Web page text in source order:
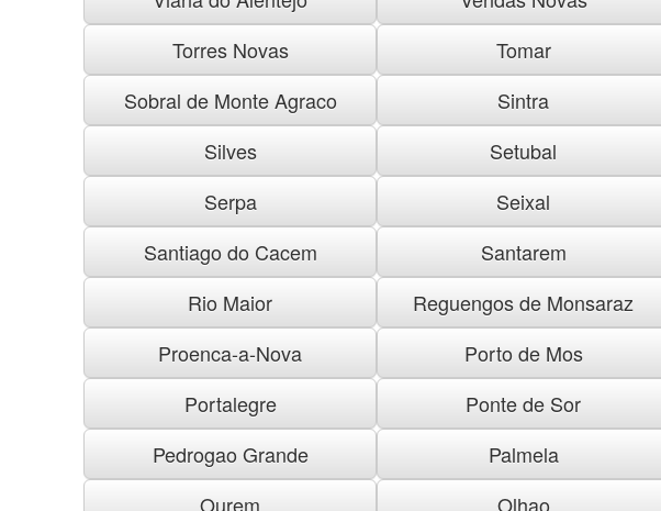
Torres Novas
Tomar
Sobral de Monte Agraco
Sintra
Silves
Setubal
Serpa
Seixal
Santiago do Cacem
Santarem
Rio Maior
Reguengos de Monsaraz
Proenca-a-Nova
Porto de Mos
Portalegre
Ponte de Sor
Pedrogao Grande
Palmela
Ourem
Olhao